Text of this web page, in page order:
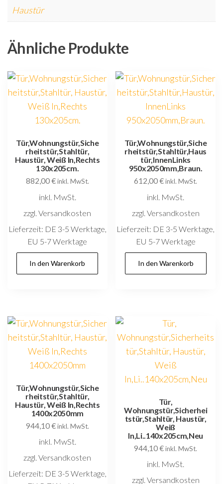
Haustür
Ähnliche Produkte
Tür,Wohnungstür,Siche
rheitstür,Stahltür,
Haustür, Weiß In,Rechts
130x205cm.
882,00€inkl. MwSt.
inkl. MwSt.
zzgl. Versandkosten
Lieferzeit: DE 3-5 Werktage,
EU 5-7 Werktage
In den Warenkorb
Tür,Wohnungstür,Siche
rheitstür,Stahltür,Haus
tür,InnenLinks
950x2050mm,Braun.
612,00€inkl. MwSt.
inkl. MwSt.
zzgl. Versandkosten
Lieferzeit: DE 3-5 Werktage,
EU 5-7 Werktage
In den Warenkorb
Tür,Wohnungstür,Siche
rheitstür,Stahltür,
Haustür, Weiß In,Rechts
1400x2050mm
944,10€inkl. MwSt.
inkl. MwSt.
zzgl. Versandkosten
Lieferzeit: DE 3-5 Werktage,
Tür,
Wohnungstür,Sicherhei
tstür,Stahltür, Haustür,
Weiß
In,Li..140x205cm,Neu
944,10€inkl. MwSt.
inkl. MwSt.
zzgl. Versandkosten